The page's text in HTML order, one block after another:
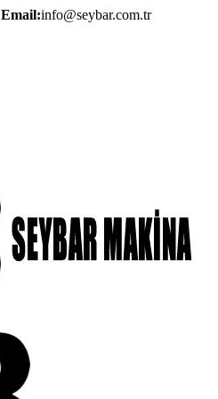
Email:info@seybar.com.tr